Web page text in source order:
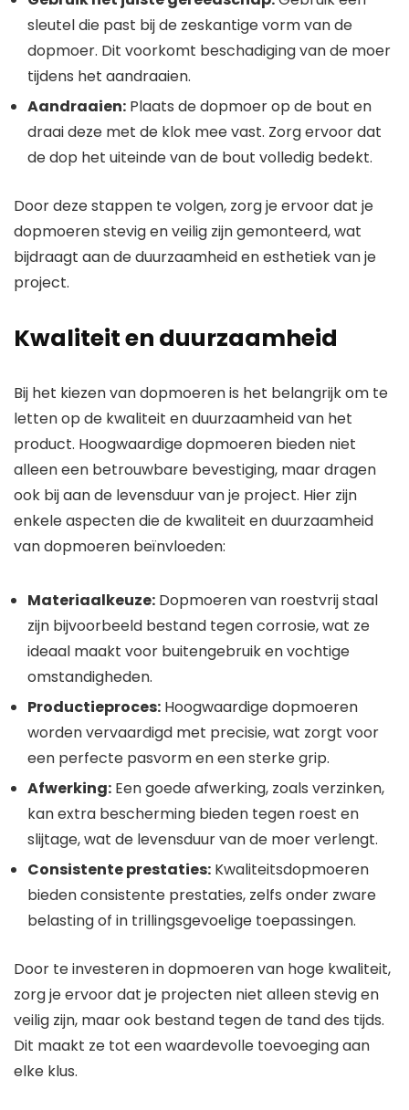
sleutel die past bij de zeskantige vorm van de
dopmoer. Dit voorkomt beschadiging van de moer
tijdens het aandraaien.
Aandraaien: Plaats de dopmoer op de bout en
draai deze met de klok mee vast. Zorg ervoor dat
de dop het uiteinde van de bout volledig bedekt.
Door deze stappen te volgen, zorg je ervoor dat je
dopmoeren stevig en veilig zijn gemonteerd, wat
bijdraagt aan de duurzaamheid en esthetiek van je
project.
Kwaliteit en duurzaamheid
Bij het kiezen van dopmoeren is het belangrijk om te
letten op de kwaliteit en duurzaamheid van het
product. Hoogwaardige dopmoeren bieden niet
alleen een betrouwbare bevestiging, maar dragen
ook bij aan de levensduur van je project. Hier zijn
enkele aspecten die de kwaliteit en duurzaamheid
van dopmoeren beïnvloeden:
Materiaalkeuze: Dopmoeren van roestvrij staal
zijn bijvoorbeeld bestand tegen corrosie, wat ze
ideaal maakt voor buitengebruik en vochtige
omstandigheden.
Productieproces: Hoogwaardige dopmoeren
worden vervaardigd met precisie, wat zorgt voor
een perfecte pasvorm en een sterke grip.
Afwerking: Een goede afwerking, zoals verzinken,
kan extra bescherming bieden tegen roest en
slijtage, wat de levensduur van de moer verlengt.
Consistente prestaties: Kwaliteitsdopmoeren
bieden consistente prestaties, zelfs onder zware
belasting of in trillingsgevoelige toepassingen.
Door te investeren in dopmoeren van hoge kwaliteit,
zorg je ervoor dat je projecten niet alleen stevig en
veilig zijn, maar ook bestand tegen de tand des tijds.
Dit maakt ze tot een waardevolle toevoeging aan
elke klus.